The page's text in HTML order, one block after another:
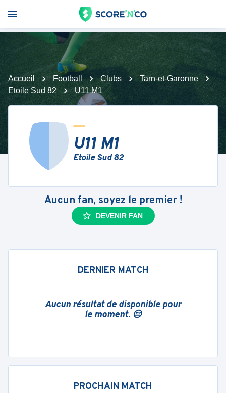
Accueil Football Clubs
Tarn-et-Garonne
Etoile Sud 82
U11 M1
U11 M1
Etoile Sud 82
Aucun fan, soyez le premier !
DEVENIR FAN
DERNIER MATCH
Aucun résultat de disponible pour
le moment. 😔
PROCHAIN MATCH